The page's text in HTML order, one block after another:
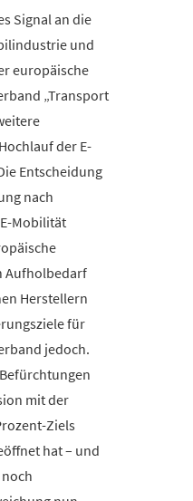
Signal an die
und
europäische
„Transport
der E-
Entscheidung
nach
Mobilität
Aufholbedarf
Herstellern
für
jedoch.
mit der
Ziels
hat – und